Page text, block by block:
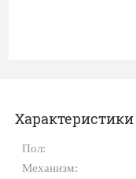
Характеристики
Пол:
Механизм: